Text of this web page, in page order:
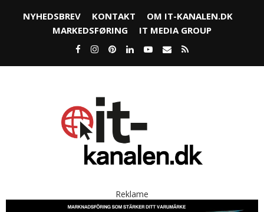
NYHEDSBREV KONTAKT
OM IT-KANALEN.DK
MARKEDSFØRING
IT MEDIA GROUP
Reklame